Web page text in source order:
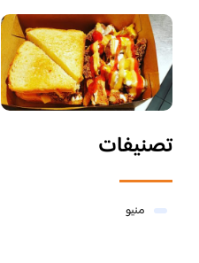
تصنيفات
منيو